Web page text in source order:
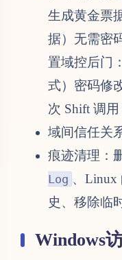
生成黄金票
据）无需密
置域控后门
式）密码修
次 Shift 调用
域间信任关
痕迹清理：
Log 、Linux
史、移除临
Windows